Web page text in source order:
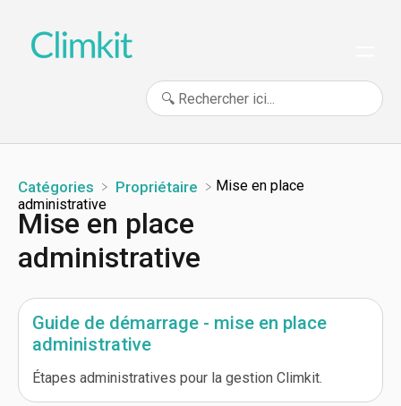
Catégories ​Propriétaire
​Mise en place
administrative
Mise en place
administrative
Guide de démarrage - mise en place
administrative
Étapes administratives pour la gestion Climkit.